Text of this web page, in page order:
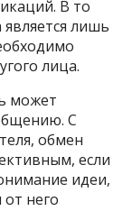
В то
лишь
лица.
может
С
обмен
если
идеи,
него